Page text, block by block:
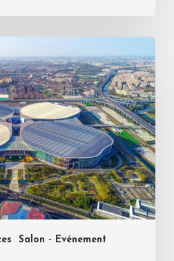
Salon - Evénement